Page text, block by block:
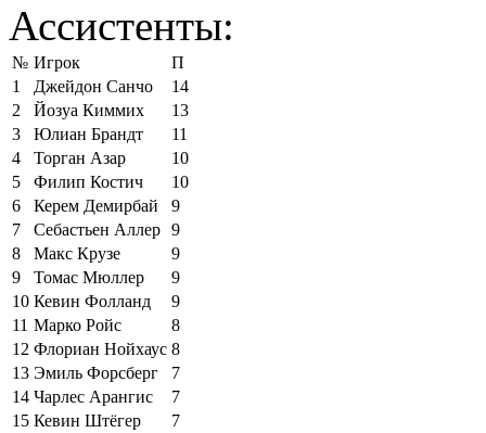
Ассистенты:
№ Игрок
П
1
Джейдон Санчо
14
2
Йозуа Киммих
13
3
Юлиан Брандт
11
4
Торган Азар
10
5
Филип Костич
10
6
Керем Демирбай
9
7
Себастьен Аллер 9
8
Макс Крузе
9
9
Томас Мюллер
9
10 Кевин Фолланд
9
11 Марко Ройс
8
12 Флориан Нойхаус 8
13 Эмиль Форсберг
7
14 Чарлес Арангис
7
15 Кевин Штёгер 7